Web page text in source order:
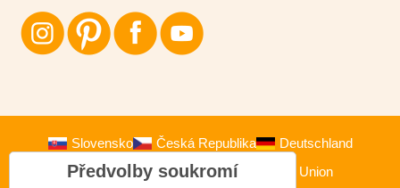
Slovensko Česká Republika
Deutschland
Österreich
Polska European Union
Předvolby soukromí